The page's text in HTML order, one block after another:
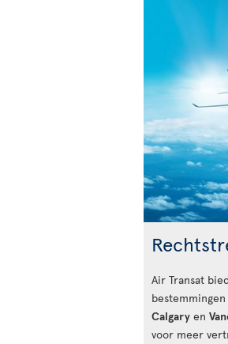
Air Transat
Calgary en
voor meer